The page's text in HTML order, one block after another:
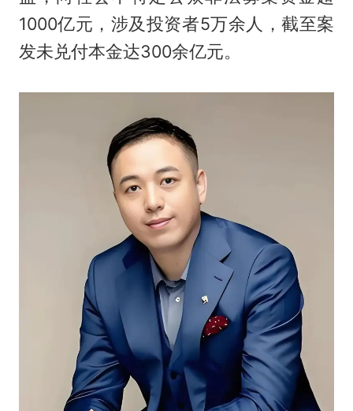
1000亿元，涉及投资者5万余人，截至案
发未兑付本金达300余亿元。